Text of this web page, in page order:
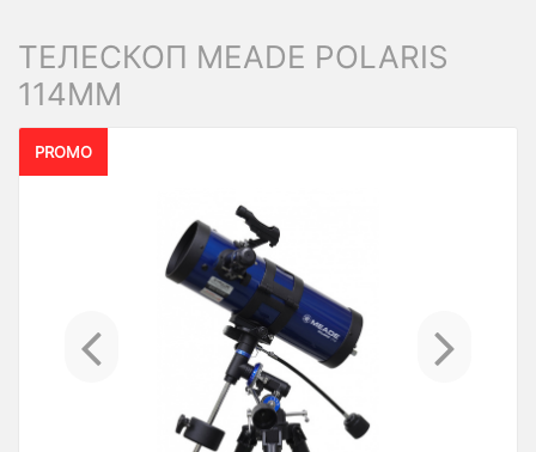
ТЕЛЕСКОП MEADE POLARIS
114MM
PROMO
Previous